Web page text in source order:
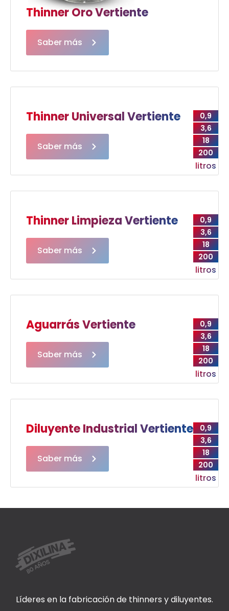
Thinner Oro Vertiente
Saber más
0,9
3,6
18
200
litros
Thinner Universal Vertiente
Saber más
0,9
3,6
18
200
litros
Thinner Limpieza Vertiente
Saber más
0,9
3,6
18
200
litros
Aguarrás Vertiente
Saber más
0,9
3,6
18
200
litros
Diluyente Industrial Vertiente
Saber más
Líderes en la fabricación de thinners y diluyentes.